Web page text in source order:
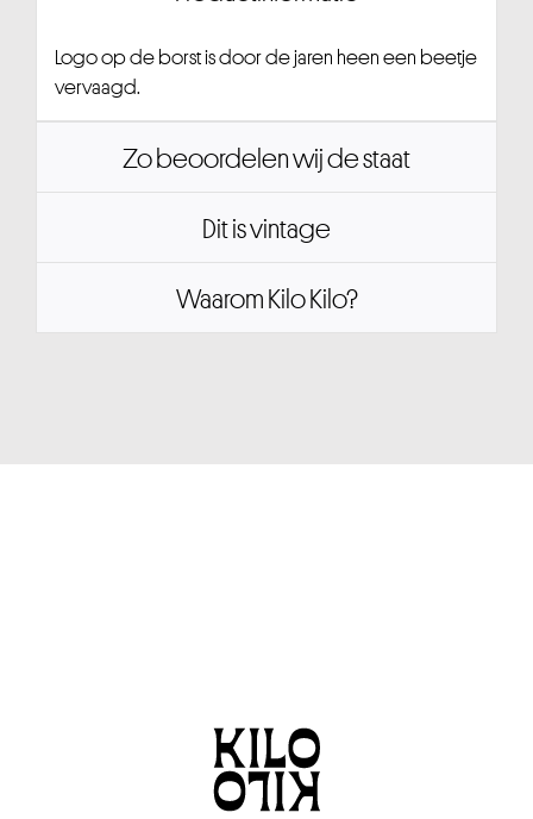
Logo op de borst is door de jaren heen een beetje
vervaagd.
Zo beoordelen wij de staat
Dit is vintage
Waarom Kilo Kilo?